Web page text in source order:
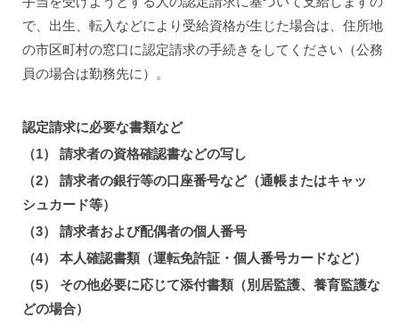
で、出生、転入などにより受給資格が生じた場合は、住所地
の市区町村の窓口に認定請求の手続きをしてください（公務
員の場合は勤務先に）。
認定請求に必要な書類など
（1） 請求者の資格確認書などの写し
（2） 請求者の銀行等の口座番号など（通帳またはキャッ
シュカード等）
（3） 請求者および配偶者の個人番号
（4） 本人確認書類（運転免許証・個人番号カードなど）
（5） その他必要に応じて添付書類（別居監護、養育監護な
どの場合）